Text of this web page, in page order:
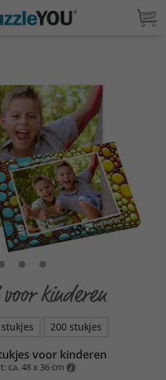
kinderen
200 stukjes
voor kinderen
ca. 48 x 36 cm